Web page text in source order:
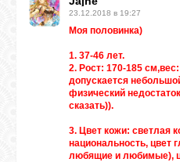
23.12.2018 в 19:27
Моя половинка)
1. 37-46 лет.
2. Рост: 170-185
допускается
физический
сказать)).
3. Цвет кожи: светлая
национальность, цвет
любящие и любимые),